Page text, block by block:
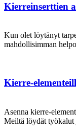
Kierreinserttien
Kun olet löytänyt
mahdollisimman
Kierre-
Asenna kierre-
Meiltä löydät työkalut